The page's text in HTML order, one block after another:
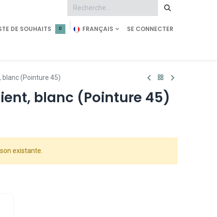
0
DE SOUHAITS FRANÇAIS SE CONNECTER
(Pointure 45)
blanc (Pointure 45)
existante.